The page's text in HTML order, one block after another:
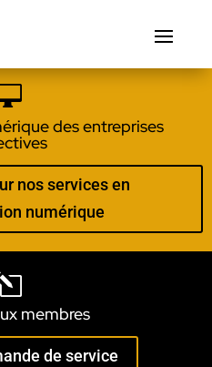
des entreprises
nos services en
numérique
membres
de service